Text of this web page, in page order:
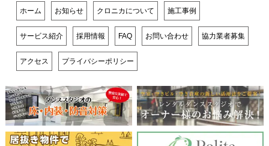
ホーム お知らせ クロニカについて 施工事例
サービス紹介 採用情報 FAQ お問い合わせ 協力業者募集
アクセス プライバシーポリシー